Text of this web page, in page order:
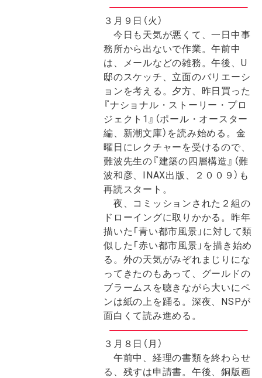
３月９日（火）
今日も天気が悪くて、一日中事
務所から出ないで作業。午前中
は、メールなどの雑務。午後、U
邸のスケッチ、立面のバリエーシ
ョンを考える。夕方、昨日買った
『ナショナル・ストーリー・プロ
ジェクト1』（ポール・オースター
編、新潮文庫）を読み始める。金
曜日にレクチャーを受けるので、
難波先生の『建築の四層構造』（難
波和彦、INAX出版、２００９）も
再読スタート。
夜、コミッションされた２組の
ドローイングに取りかかる。昨年
描いた「青い都市風景」に対して類
似した「赤い都市風景」を描き始め
る。外の天気がみぞれまじりにな
ってきたのもあって、グールドの
ブラームスを聴きながら大いにペ
ンは紙の上を踊る。深夜、NSPが
面白くて読み進める。
３月８日（月）
午前中、経理の書類を終わらせ
る、残すは申請書。午後、銅版画